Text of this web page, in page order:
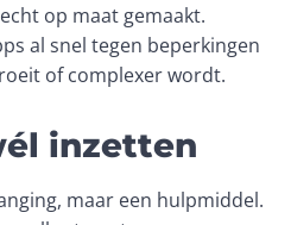
op maat gemaakt.
al snel tegen beperkingen
of complexer wordt.
inzetten
maar een hulpmiddel.